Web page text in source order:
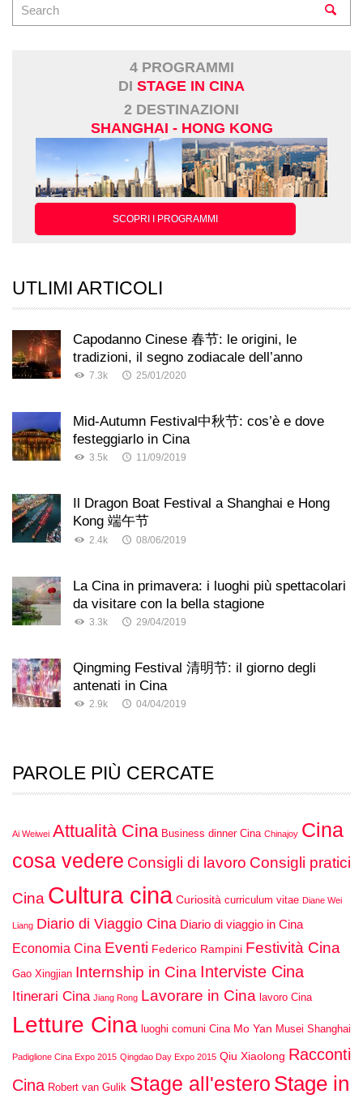
4 PROGRAMMI
DI STAGE IN CINA
2 DESTINAZIONI
SHANGHAI - HONG KONG
SCOPRI I PROGRAMMI
UTLIMI ARTICOLI
Capodanno Cinese 春节: le origini, le
tradizioni, il segno zodiacale dell’anno
7.3k 25/01/2020
Mid-Autumn Festival中秋节: cos’è e dove
festeggiarlo in Cina
3.5k 11/09/2019
Il Dragon Boat Festival a Shanghai e Hong
Kong 端午节
2.4k 08/06/2019
La Cina in primavera: i luoghi più spettacolari
da visitare con la bella stagione
3.3k 29/04/2019
Qingming Festival 清明节: il giorno degli
antenati in Cina
2.9k 04/04/2019
PAROLE PIÙ CERCATE
Ai Weiwei Attualità Cina Business dinner Cina Chinajoy Cina
cosa vedere Consigli di lavoro Consigli pratici
Cina Cultura cina Curiosità curriculum vitae Diane Wei
Liang Diario di Viaggio Cina Diario di viaggio in Cina
Economia Cina Eventi Federico Rampini Festività Cina
Gao Xingjian Internship in Cina Interviste Cina
Itinerari Cina Jiang Rong Lavorare in Cina lavoro Cina
Letture Cina luoghi comuni Cina Mo Yan Musei Shanghai
Padiglione Cina Expo 2015 Qingdao Day Expo 2015 Qiu Xiaolong Racconti
Cina Robert van Gulik Stage all'estero Stage in